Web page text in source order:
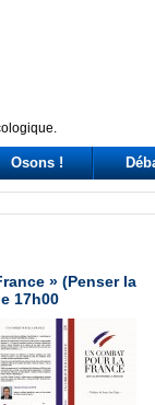
Osons !
Passa la linea
» (Penser la
17h00